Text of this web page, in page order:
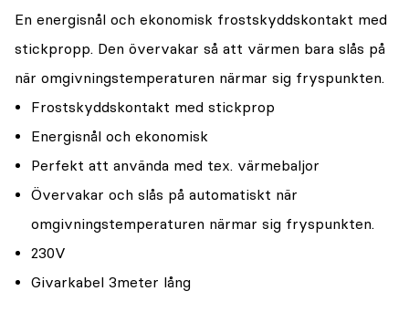
En energisnål och ekonomisk frostskyddskontakt med
stickpropp. Den övervakar så att värmen bara slås på
när omgivningstemperaturen närmar sig fryspunkten.
Frostskyddskontakt med stickprop
Energisnål och ekonomisk
Perfekt att använda med t.ex. värmebaljor
Övervakar och slås på automatiskt när
omgivningstemperaturen närmar sig fryspunkten.
230V
Givarkabel 3meter lång